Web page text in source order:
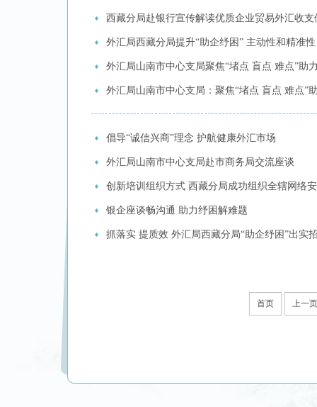
西藏分局赴银行宣传解读优质企业贸易外汇收
外汇局西藏分局提升“助企纾困” 主动性和精准性
外汇局山南市中心支局聚焦“堵点 盲点 难点”助
外汇局山南市中心支局：聚焦“堵点 盲点 难点”
倡导“诚信兴商”理念 护航健康外汇市场
外汇局山南市中心支局赴市商务局交流座谈
创新培训组织方式 西藏分局成功组织全辖网络
银企座谈畅沟通 助力纾困解难题
抓落实 提质效 外汇局西藏分局“助企纾困”出实
首页 上一